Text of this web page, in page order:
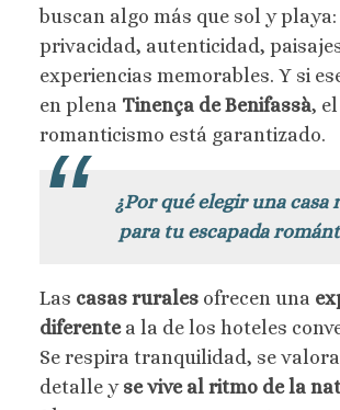
buscan algo más que sol y playa:
privacidad, autenticidad,
experiencias memorables. Y si
en plena Tinença de Benifassà, el
romanticismo está garantizado.
¿Por qué elegir una casa
para tu escapada
Las casas rurales ofrecen una
diferentea la de los hoteles
Se respira tranquilidad, se
detalle y se vive al ritmo de la